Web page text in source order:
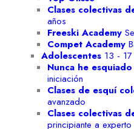
Clases colectivas
años
Freeski Academy
Compet Academy
Adolescentes 13 -
Nunca he esquiado
iniciación
Clases de esquí
avanzado
Clases colectivas
principiante a experto